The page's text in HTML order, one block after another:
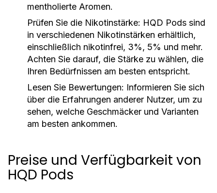
mentholierte Aromen.
Prüfen Sie die Nikotinstärke: HQD Pods sind
in verschiedenen Nikotinstärken erhältlich,
einschließlich nikotinfrei, 3%, 5% und mehr.
Achten Sie darauf, die Stärke zu wählen, die
Ihren Bedürfnissen am besten entspricht.
Lesen Sie Bewertungen: Informieren Sie sich
über die Erfahrungen anderer Nutzer, um zu
sehen, welche Geschmäcker und Varianten
am besten ankommen.
Preise und Verfügbarkeit von
HQD Pods